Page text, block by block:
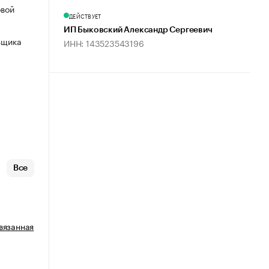
Все
ДЕЙСТВУЕТ
ИП Быковский Александр Сергеевич
ИНН: 143523543196